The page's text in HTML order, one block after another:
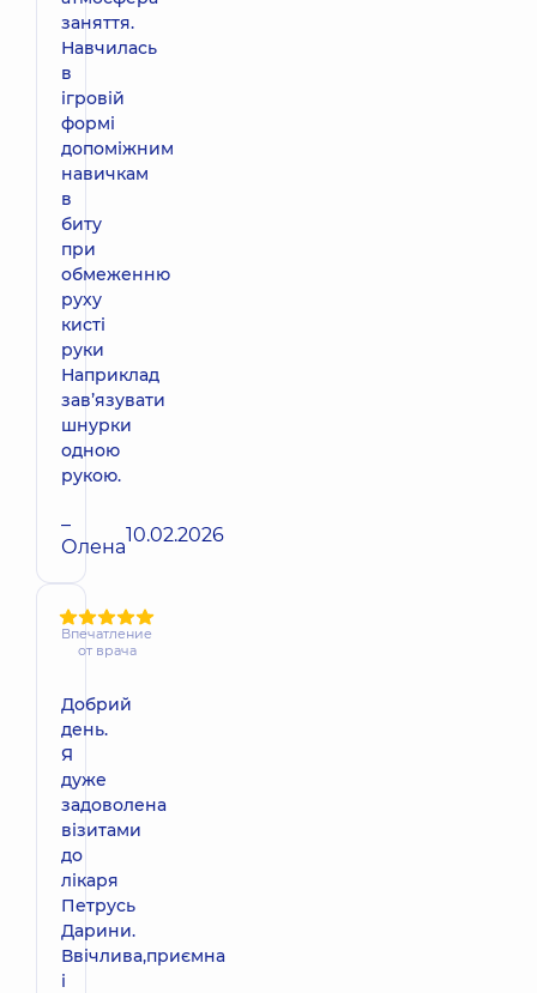
заняття.
Навчилась
в
ігровій
формі
допоміжним
навичкам
в
биту
при
обмеженню
руху
кисті
руки
Наприклад
завʼязувати
шнурки
одною
рукою.
–
Олена10.02.2026
Впечатление
от врача
Добрий
день.
Я
дуже
задоволена
візитами
до
лікаря
Петрусь
Дарини.
Ввічлива,приємна
і